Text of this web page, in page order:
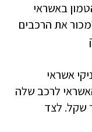
באשראי
את הרכבים
אשראי
לרכב שלה
ל־3.6 מיליארד שקל. לצד